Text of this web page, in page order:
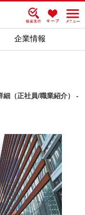
企業情報
（正社員/職業紹介） -